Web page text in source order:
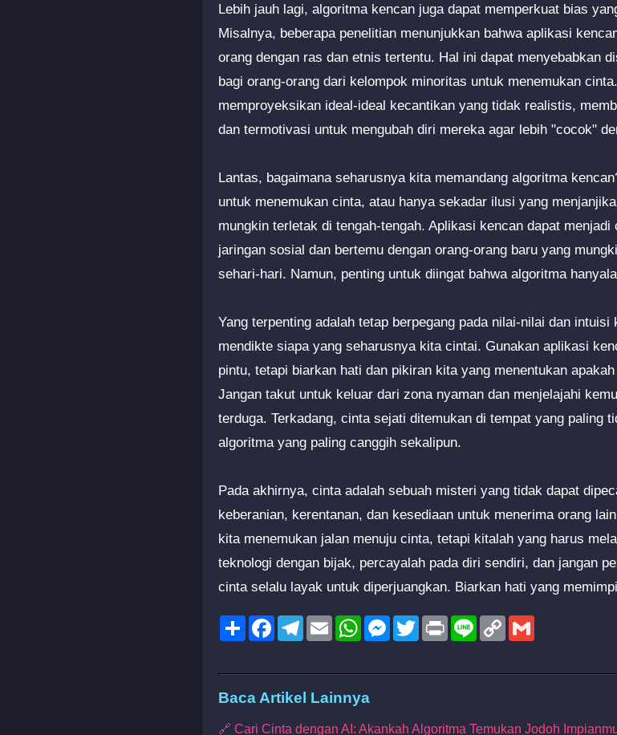
Lebih jauh lagi, algoritma kencan juga dapat memperkuat bias
Misalnya, beberapa penelitian menunjukkan bahwa aplikasi
orang dengan ras dan etnis tertentu. Hal ini dapat menyebabkan
bagi orang-orang dari kelompok minoritas untuk menemukan
memproyeksikan ideal-ideal kecantikan yang tidak realistis,
dan termotivasi untuk mengubah diri mereka agar lebih "cocok"
Lantas, bagaimana seharusnya kita memandang algoritma
untuk menemukan cinta, atau hanya sekadar ilusi yang
mungkin terletak di tengah-tengah. Aplikasi kencan dapat
jaringan sosial dan bertemu dengan orang-orang baru yang
sehari-hari. Namun, penting untuk diingat bahwa algoritma
Yang terpenting adalah tetap berpegang pada nilai-nilai dan
mendikte siapa yang seharusnya kita cintai. Gunakan aplikasi
pintu, tetapi biarkan hati dan pikiran kita yang menentukan
Jangan takut untuk keluar dari zona nyaman dan menjelajahi
terduga. Terkadang, cinta sejati ditemukan di tempat yang paling
algoritma yang paling canggih sekalipun.
Pada akhirnya, cinta adalah sebuah misteri yang tidak dapat
keberanian, kerentanan, dan kesediaan untuk menerima orang
kita menemukan jalan menuju cinta, tetapi kitalah yang harus
teknologi dengan bijak, percayalah pada diri sendiri, dan jangan
cinta selalu layak untuk diperjuangkan. Biarkan hati yang
ShareFacebookTelegram
EmailWhatsAppMessenger
TwitterPrint Line Copy
Link
Baca Artikel Lainnya
🔗 Cari Cinta dengan AI: Akankah Algoritma Temukan Jodoh